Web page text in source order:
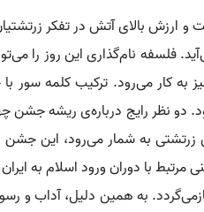
ارزش بالای آتش در تفکر
نام‌گذاری این روز را
کار می‌رود. ترکیب کلمه سور
دو نظر رایج درباره‌ی ریشه جشن
به شمار می‌رود، این جشن
با دوران ورود اسلام به
به همین دلیل، آداب و